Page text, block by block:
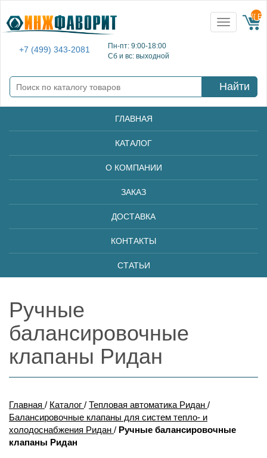
+7 (499) 343-2081
Пн-пт: 9:00-18:00
Сб и вс: выходной
Toggle
navigation
{{
Найти
ГЛАВНАЯ
КАТАЛОГ
О КОМПАНИИ
ЗАКАЗ
ДОСТАВКА
КОНТАКТЫ
СТАТЬИ
Ручные
балансировочные
клапаны Ридан
Главная / Каталог / Тепловая автоматика Ридан /
Балансировочные клапаны для систем тепло- и
холодоснабжения Ридан / Ручные балансировочные
клапаны Ридан